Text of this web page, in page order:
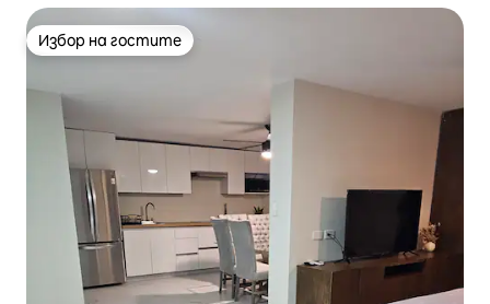
Избор на гостите
Избор на гостите